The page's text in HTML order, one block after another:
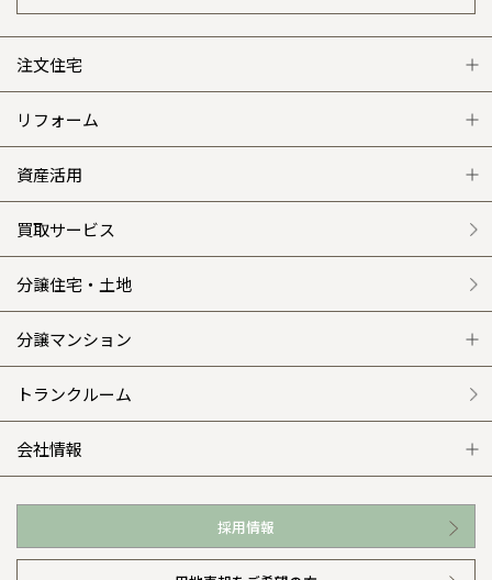
注文住宅
注文住宅 トップ
グレートステージ
クレステージ
施工事例
平屋の家
外観・インテリア集
WEB住宅展示場
お近くの展示場
イベント情報
リフォーム
リフォーム トップ
リフォームメニュー
選ばれる理由
リフォームの流れ
介護保険利用で快適リフォーム
カタログ請求（無料）
資産活用
資産活用 トップ
賃貸併用住宅のメリット
安心のサポートシステム
商品紹介
展示場案内
買取サービス
分譲住宅・土地
分譲マンション
分譲マンション トップ
ワザックとは
高い信頼性
安心の管理体制
トランクルーム
会社情報
会社情報 トップ
ニュースリリース
採用情報